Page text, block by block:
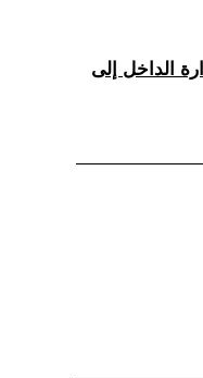
الداخل إلى